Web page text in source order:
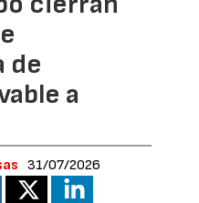
de
a
31/07/2026